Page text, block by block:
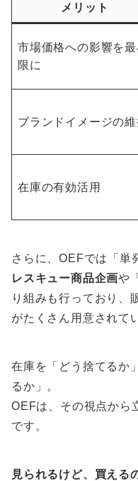
メリット
市場価格への影響を
限に
ブランドイメージの
在庫の有効活用
さらに、OEFでは「単
レスキュー商品企画や
り組みも行っており、
がたくさん用意されて
在庫を「どう捨てるか
るか」。
OEFは、その視点から
です。
見られるけど、買える